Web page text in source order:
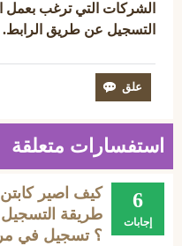
الشركات التي ترغب بعمل
التسجيل عن طريق الرابط.
استفسارات متعلقة
6
إجابات
كيف اصير
طريقة
؟ تسجيل في